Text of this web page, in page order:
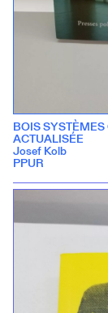
BOIS
ACTUALISÉE
Josef Kolb
PPUR